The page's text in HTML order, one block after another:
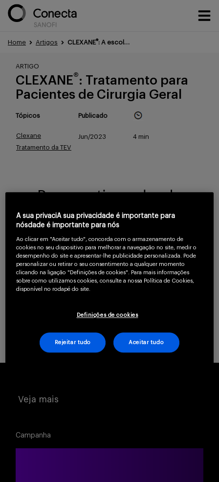
Eventos
Treinamentos
Portfólio
Sobre
Cadastrar
Home Artigos CLEXANE®: A escolha de tratamento para pacientes de cirurgia geral
ARTIGO
CLEXANE®: Tratamento para
Pacientes de Cirurgia Geral
Tópicos
Clexane
Tratamento da TEV
Publicado
Jun/2023 4 min
Para continuar lendo
confirme que você é
um profissional da
saúde.
CLIQUE AQUI PARA SE CADASTRAR
Veja mais
Campanha
A sua privaciA sua privacidade é importante para
nósdade é importante para nós
Ao clicar em "Aceitar tudo", concorda com o armazenamento de
cookies no seu dispositivo para melhorar a navegação no site, medir o
desempenho do site e apresentar-lhe publicidade personalizada. Pode
personalizar ou retirar o seu consentimento a qualquer momento
clicando na ligação "Definições de cookies". Para mais informações
sobre como utilizamos cookies, consulte a nossa Política de Cookies,
disponível no rodapé do site.
Definições de cookies
Rejeitar tudo Aceitar tudo